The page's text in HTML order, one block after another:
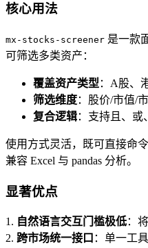
核心用法
mx-stocks-screener 是一款
可筛选多类资产：
覆盖资产类型 ：A股、
筛选维度：股价/市值/
复合逻辑：支持且、或
使用方式灵活，既可直接命
兼容 Excel 与 pandas 分析。
显著优点
1. 自然语言交互门槛极低：
2. 跨市场统一接口 ：单一工